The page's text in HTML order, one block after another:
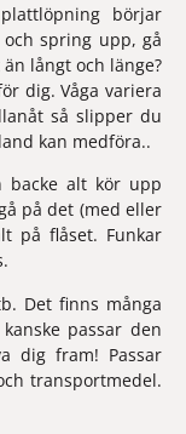
börjar
spring upp, gå
långt och länge?
dig. Våga variera
så slipper du
kan medföra..
backe alt kör upp
på det (med eller
på flåset. Funkar
Det finns många
passar den
dig fram! Passar
transportmedel.